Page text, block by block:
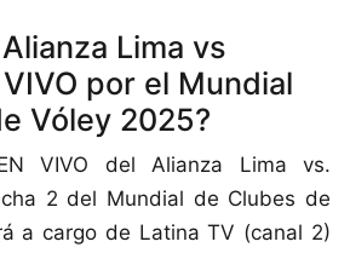
Lima vs
por el Mundial
Vóley 2025?
VIVO del Alianza Lima vs.
2 del Mundial de Clubes de
a cargo de Latina TV (canal 2)